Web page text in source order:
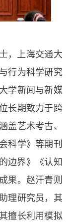
，上海交通大
行为科学研究
学新闻与新媒
长期致力于跨
盖艺术考古、
科学》等期刊
边界》《认知
果。赵汗青则
理研究员，其
擅长利用模拟